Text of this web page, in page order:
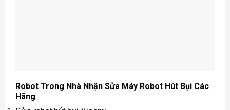
Robot Trong Nhà Nhận Sửa Máy Robot Hút Bụi Các
Hãng